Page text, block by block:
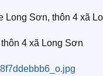
Long Sơn, thôn 4 xã
4 xã Long Sơn